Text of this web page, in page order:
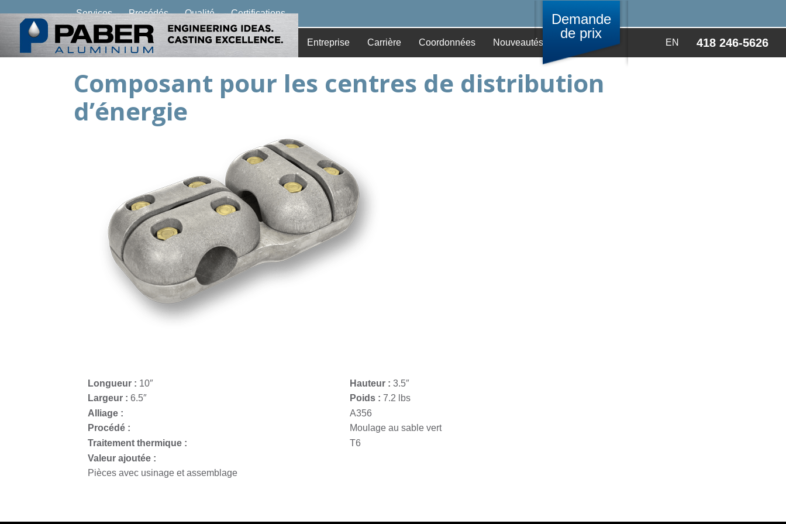
Entreprise Carrière Coordonnées Nouveautés Video EN 418 246-5626
Demande
de prix
Services Procédés Qualité Certifications
Composant pour les centres de distribution
d’énergie
Longueur : 10″ Hauteur : 3.5″
Largeur : 6.5″ Poids : 7.2 lbs
Alliage :
A356
Procédé :
Moulage au sable vert
Traitement thermique :
T6
Valeur ajoutée :
Pièces avec usinage et assemblage